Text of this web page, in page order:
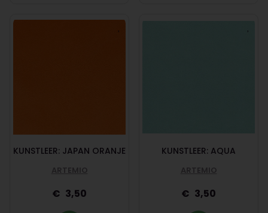
KUNSTLEER: JAPAN ORANJE
ARTEMIO
3,50
KUNSTLEER: AQUA
ARTEMIO
3,50